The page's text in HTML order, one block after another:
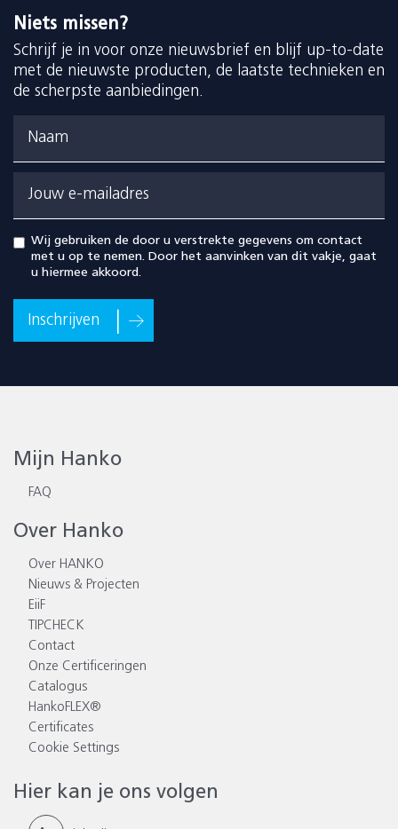
Niets missen?
Schrijf je in voor onze nieuwsbrief en blijf up-to-date
met de nieuwste producten, de laatste technieken en
de scherpste aanbiedingen.
Naam
Jouw e-mailadres
Wij gebruiken de door u verstrekte gegevens om contact
met u op te nemen. Door het aanvinken van dit vakje, gaat
u hiermee akkoord.
Inschrijven
Mijn Hanko
FAQ
Over Hanko
Over HANKO
Nieuws & Projecten
EiiF
TIPCHECK
Contact
Onze Certificeringen
Catalogus
HankoFLEX®
Certificates
Cookie Settings
Hier kan je ons volgen